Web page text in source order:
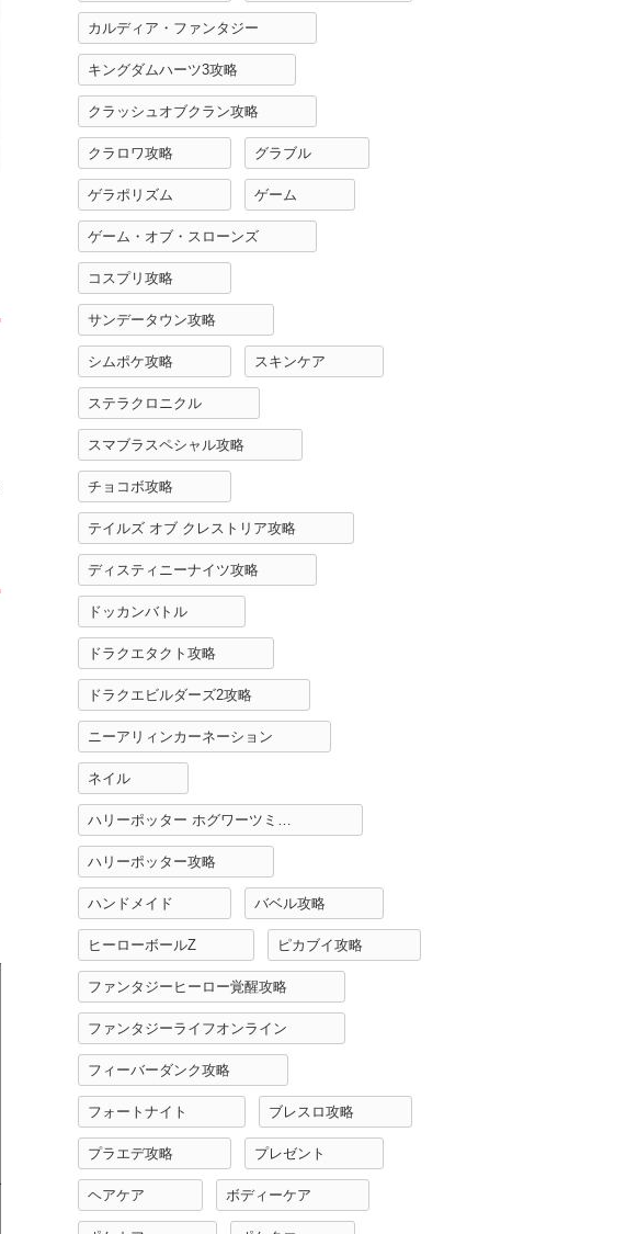
カルディア・ファンタジー
キングダムハーツ3攻略
クラッシュオブクラン攻略
クラロワ攻略 グラブル
ゲラポリズム ゲーム
ゲーム・オブ・スローンズ
コスプリ攻略
サンデータウン攻略
シムポケ攻略 スキンケア
ステラクロニクル
スマブラスペシャル攻略
チョコボ攻略
テイルズ オブ クレストリア攻略
ディスティニーナイツ攻略
ドッカンバトル
ドラクエタクト攻略
ドラクエビルダーズ2攻略
ニーアリィンカーネーション
ネイル
ハリーポッター攻略
ハンドメイド バベル攻略
ヒーローボールZ ピカブイ攻略
ファンタジーヒーロー覚醒攻略
ファンタジーライフオンライン
フィーバーダンク攻略
フォートナイト ブレスロ攻略
プラエデ攻略 プレゼント
ヘアケア ボディーケア